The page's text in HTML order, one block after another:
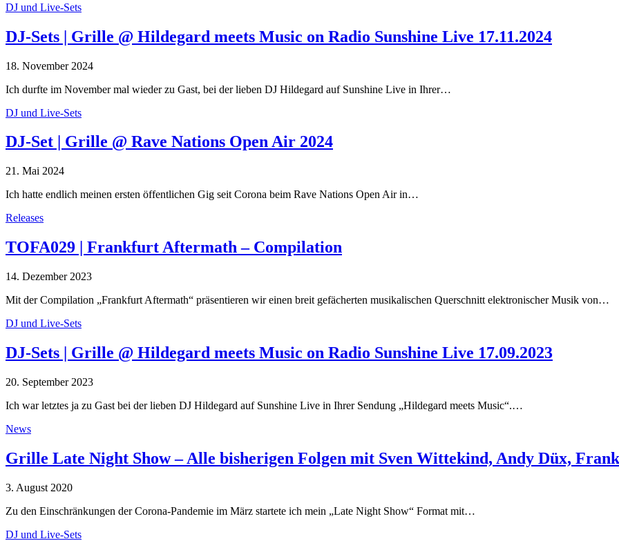
DJ und Live-Sets
DJ-Sets | Grille @ Hildegard meets Music on Radio Sunshine Live 17.11.2024
18. November 2024
Ich durfte im November mal wieder zu Gast, bei der lieben DJ Hildegard auf Sunshine Live in Ihrer…
DJ und Live-Sets
DJ-Set | Grille @ Rave Nations Open Air 2024
21. Mai 2024
Ich hatte endlich meinen ersten öffentlichen Gig seit Corona beim Rave Nations Open Air in…
Releases
TOFA029 | Frankfurt Aftermath – Compilation
14. Dezember 2023
Mit der Compilation „Frankfurt Aftermath“ präsentieren wir einen breit gefächerten musikalischen Querschnitt elektronischer Musik von…
DJ und Live-Sets
DJ-Sets | Grille @ Hildegard meets Music on Radio Sunshine Live 17.09.2023
20. September 2023
Ich war letztes ja zu Gast bei der lieben DJ Hildegard auf Sunshine Live in Ihrer Sendung „Hildegard meets Music“.…
News
Grille Late Night Show – Alle bisherigen Folgen mit Sven Wittekind, Andy Düx,
3. August 2020
Zu den Einschränkungen der Corona-Pandemie im März startete ich mein „Late Night Show“ Format mit…
DJ und Live-Sets